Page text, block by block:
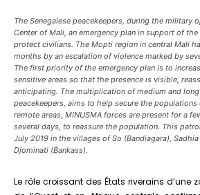
The Senegalese peacekeepers, during the military
Center of Mali, an emergency plan in support of
protect civilians. The Mopti region in central Mali
months by an escalation of violence marked by
The first priority of the emergency plan is to
sensitive areas so that the presence is visible,
anticipating. The multiplication of medium and
peacekeepers, aims to help secure the
remote areas, MINUSMA forces are present for a
several days, to reassure the population. This
July 2019 in the villages of So (Bandiagara),
Djominati (Bankass).
Le rôle croissant des États riverains d’une